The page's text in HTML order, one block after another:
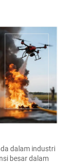
dalam industri
besar dalam